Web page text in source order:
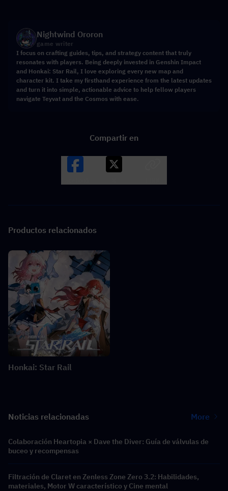
Nightwind Ororon
game writer
I focus on crafting guides, tips, and strategy content that truly
resonates with players. Being deeply invested in Genshin Impact
and Honkai: Star Rail, I love exploring every new map and
character kit. I take my firsthand experience from the latest updates
and turn it into simple, actionable advice to help fellow players
navigate Teyvat and the Cosmos with ease.
Compartir en
Productos relacionados
Honkai: Star Rail
Noticias relacionadas More
Colaboración Heartopia × Dave the Diver: Guía de válvulas de
buceo y recompensas
Filtración de Claret en Zenless Zone Zero 3.2: Habilidades,
materiales, Motor W característico y Cine mental